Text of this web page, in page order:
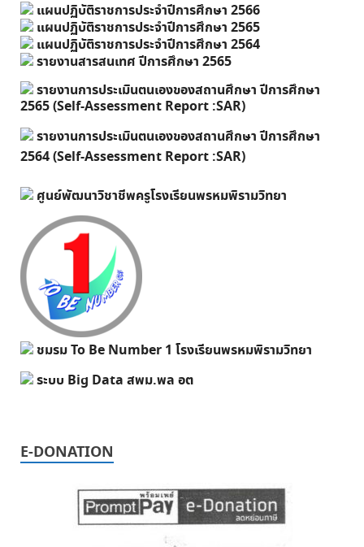
แผนปฏิบัติราชการประจำปีการศึกษา 2566
แผนปฏิบัติราชการประจำปีการศึกษา 2565
แผนปฏิบัติราชการประจำปีการศึกษา 2564
รายงานสารสนเทศ ปีการศึกษา 2565
รายงานการประเมินตนเองของสถานศึกษา ปีการศึกษา
2565 (Self-Assessment Report :SAR)
รายงานการประเมินตนเองของสถานศึกษา ปีการศึกษา
2564 (Self-Assessment Report :SAR)
ศูนย์พัฒนาวิชาชีพครูโรงเรียนพรหมพิรามวิทยา
ชมรม To Be Number 1 โรงเรียนพรหมพิรามวิทยา
ระบบ Big Data สพม.พล อต
E-DONATION